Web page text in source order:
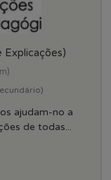
Explicações)
ajudam-no a
de todas...